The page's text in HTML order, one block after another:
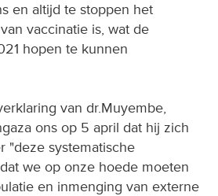
en altijd te stoppen het
vaccinatie is, wat de
hopen te kunnen
van dr.Muyembe,
ons op 5 april dat hij zich
"deze systematische
we op onze hoede moeten
en inmenging van externe